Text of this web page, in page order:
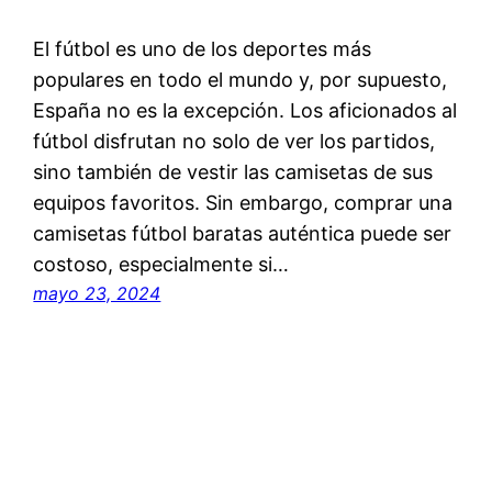
El fútbol es uno de los deportes más
populares en todo el mundo y, por supuesto,
España no es la excepción. Los aficionados al
fútbol disfrutan no solo de ver los partidos,
sino también de vestir las camisetas de sus
equipos favoritos. Sin embargo, comprar una
camisetas fútbol baratas auténtica puede ser
costoso, especialmente si…
mayo 23, 2024